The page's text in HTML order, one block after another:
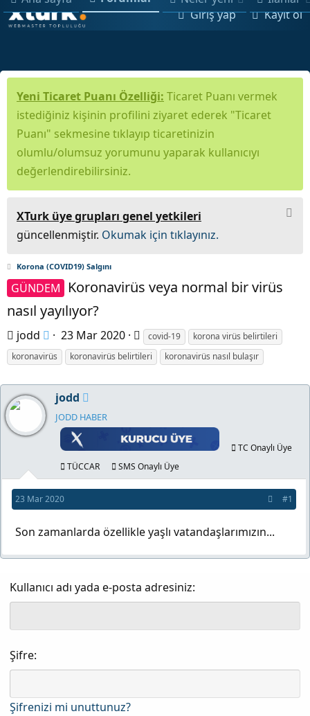
Giriş yap Kayıt ol
Yeni Ticaret Puanı Özelliği: Ticaret Puanı vermek
istediğiniz kişinin profilini ziyaret ederek "Ticaret
Puanı" sekmesine tıklayıp ticaretinizin
olumlu/olumsuz yorumunu yaparak kullanıcıyı
değerlendirebilirsiniz.
XTurk üye grupları genel yetkileri
güncellenmiştir. Okumak için tıklayınız.
Korona (COVID19) Salgını
GÜNDEM
Koronavirüs veya normal bir virüs
nasıl yayılıyor?
K
o
b
u
y
a
ş
a
t
n
jodd
B
a
n
g
ı
ç
t
r
i
i
23 Mar 2020
E
t
t
l
e
r
covid-19
korona virüs belirtileri
koronavirüs
koronavirüs belirtileri koronavirüs nasıl bulaşır
jodd
JODD HABER
TC Onaylı Üye
TÜCCAR
SMS Onaylı Üye
23 Mar 2020 #1
Son zamanlarda özellikle yaşlı vatandaşlarımızın...
Kullanıcı adı yada e-posta adresiniz
Şifre
Şifrenizi mi unuttunuz?